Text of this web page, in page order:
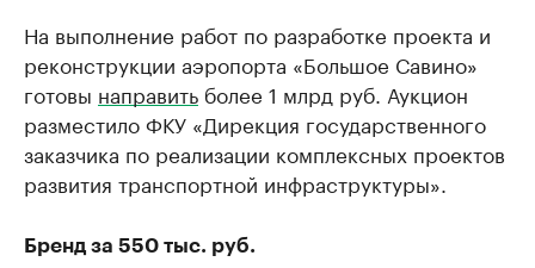
На выполнение работ по разработке проекта и
реконструкции аэропорта «Большое Савино»
готовы направить более 1 млрд руб. Аукцион
разместило ФКУ «Дирекция государственного
заказчика по реализации комплексных проектов
развития транспортной инфраструктуры».
Бренд за 550 тыс. руб.